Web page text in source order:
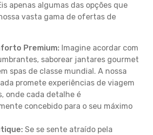
apenas algumas das opções que
vasta gama de ofertas de
Premium: Imagine acordar com
saborear jantares gourmet
spas de classe mundial. A nossa
promete experiências de viagem
onde cada detalhe é
concebido para o seu máximo
Se se sente atraído pela